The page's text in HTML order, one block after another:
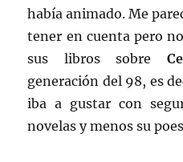
había animado. Me
tener en cuenta pero
sus libros sobre
generación del 98, es
iba a gustar con
novelas y menos su